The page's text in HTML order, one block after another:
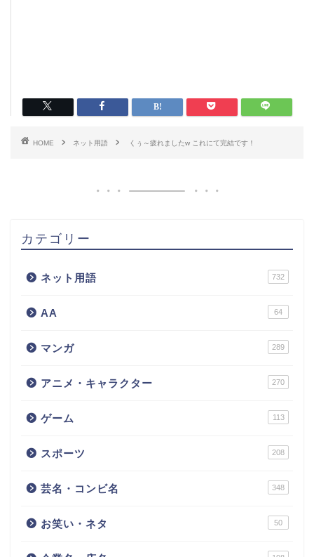
HOME ネット用語 くぅ～疲れましたw これにて完結です！
カテゴリー
ネット用語 732
AA 64
マンガ 289
アニメ・キャラクター 270
ゲーム 113
スポーツ 208
芸名・コンビ名 348
お笑い・ネタ 50